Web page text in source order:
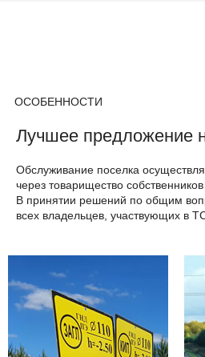
ОСОБЕННОСТИ
Лучшее предложение
Обслуживание поселка
через товарищество
В принятии решений по общим
всех владельцев, участвующих в